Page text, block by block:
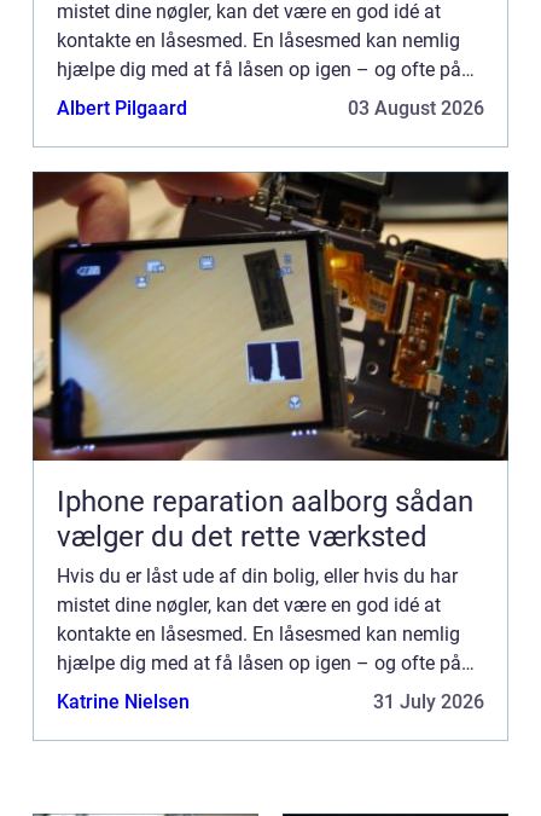
mistet dine nøgler, kan det være en god idé at
kontakte en låsesmed. En låsesmed kan nemlig
hjælpe dig med at få låsen op igen – og ofte på
meget kort tid! I denne artikel giver vi et overblik...
Albert Pilgaard 03 August 2026
Iphone reparation aalborg sådan
vælger du det rette værksted
Hvis du er låst ude af din bolig, eller hvis du har
mistet dine nøgler, kan det være en god idé at
kontakte en låsesmed. En låsesmed kan nemlig
hjælpe dig med at få låsen op igen – og ofte på
meget kort tid! I denne artikel giver vi et overblik...
Katrine Nielsen 31 July 2026